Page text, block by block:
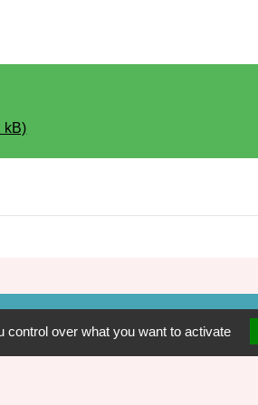
kB)
over what you want to activate